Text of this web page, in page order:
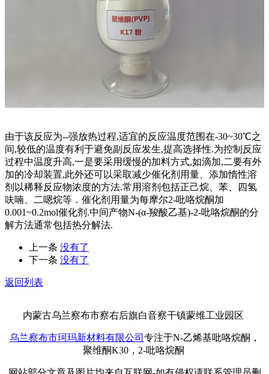
由于该反应为--强放热过程,适宜的反应温度范围在-30~30℃之
间,较低的温度有利于避免副反应发生,提高选择性.为控制反应
过程中温度升高,一是要采用缓慢的加料方式,如滴加,二要有外
加的冷却装置,此外还可以采取减少催化剂用量、添加惰性溶
剂以稀释反应物浓度的方法.常用溶剂包括正己烷、苯、四氢
呋喃、二嗯烷等．催化剂用量为每摩尔2-吡咯烷酮加
0.001~0.2mol催化剂.中间产物N-(α-羧酸乙基)-2-吡咯烷酮的分
解方法通常包括热分解法.
上一条 没有了
下一条 没有了
返回列表
内蒙古乌兰察布市察右后旗白音察干镇蒙维工业园区
乌兰察布市珂玛新材料有限公司 专注于N-乙烯基吡咯烷酮，
聚维酮K30，2-吡咯烷酮